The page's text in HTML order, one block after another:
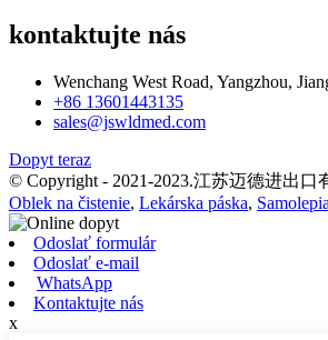
kontaktujte nás
Wenchang West Road, Yangzhou,
+86 13601443135
sales@jswldmed.com
Dopyt teraz
© Copyright - 2021-2023.江苏迈德进出口
Oblek na čistenie, Lekárska páska,
Odoslať formulár
Odoslať e-mail
WhatsApp
Kontaktujte nás
x